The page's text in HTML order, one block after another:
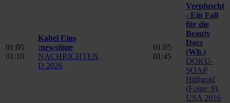
01:05
01:10
Kabel Eins
:newstime
NACHRICHTEN,
D 2026
01:05
01:45
Verpfuscht
- Ein Fall
für die
Beauty
Docs
(Wh.)
DOKU-
SOAP
Hüftgold
(Folge: 8),
USA 2016